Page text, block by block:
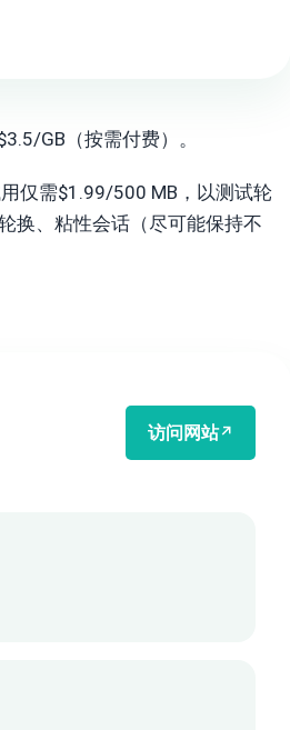
GB（按需付费）。
仅需$1.99/500 MB，以测试轮
换、粘性会话（尽可能保持不
访问网站↗